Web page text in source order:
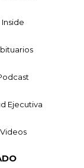
Inside
Ejecutiva
Videos